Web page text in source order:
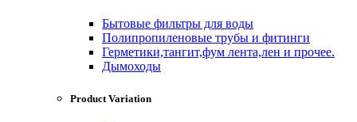
Бытовые фильтры для воды
Полипропиленовые трубы и фитинги
Герметики,тангит,фум лента,лен и прочее.
Дымоходы
Product Variation